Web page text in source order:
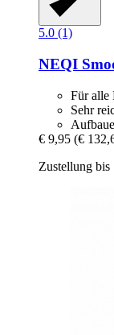
5.0 (1)
NEQI
Für alle
Sehr
€ 9,95 (€
Zustellung bis